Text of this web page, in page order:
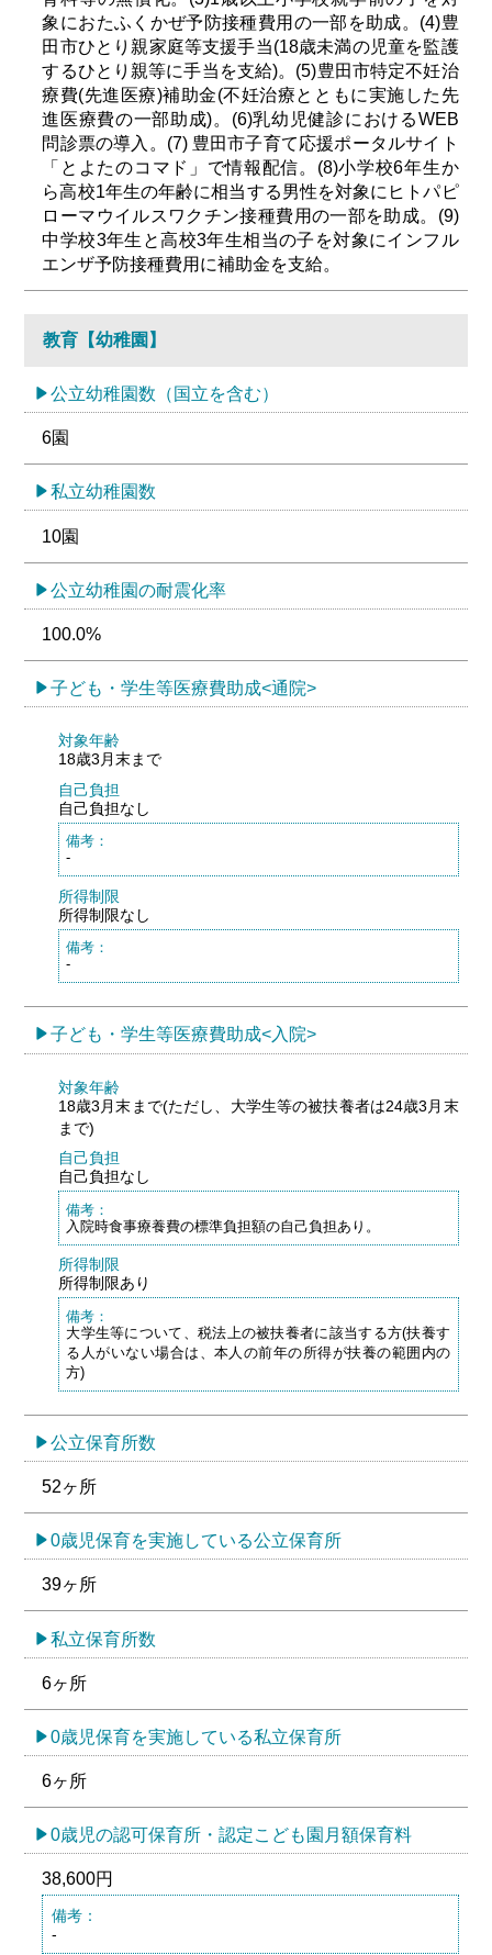
象におたふくかぜ予防接種費用の一部を助成。(4)豊
田市ひとり親家庭等支援手当(18歳未満の児童を監護
するひとり親等に手当を支給)。(5)豊田市特定不妊治
療費(先進医療)補助金(不妊治療とともに実施した先
進医療費の一部助成)。(6)乳幼児健診におけるWEB
問診票の導入。(7) 豊田市子育て応援ポータルサイト
「とよたのコマド」で情報配信。(8)小学校6年生か
ら高校1年生の年齢に相当する男性を対象にヒトパピ
ローマウイルスワクチン接種費用の一部を助成。(9)
中学校3年生と高校3年生相当の子を対象にインフル
エンザ予防接種費用に補助金を支給。
教育【幼稚園】
公立幼稚園数（国立を含む）
6園
私立幼稚園数
10園
公立幼稚園の耐震化率
100.0%
子ども・学生等医療費助成<通院>
対象年齢
18歳3月末まで
自己負担
自己負担なし
備考：
-
所得制限
所得制限なし
備考：
-
子ども・学生等医療費助成<入院>
対象年齢
18歳3月末まで(ただし、大学生等の被扶養者は24歳3月末
まで)
自己負担
自己負担なし
備考：
入院時食事療養費の標準負担額の自己負担あり。
所得制限
所得制限あり
備考：
大学生等について、税法上の被扶養者に該当する方(扶養す
る人がいない場合は、本人の前年の所得が扶養の範囲内の
方)
公立保育所数
52ヶ所
0歳児保育を実施している公立保育所
39ヶ所
私立保育所数
6ヶ所
0歳児保育を実施している私立保育所
6ヶ所
0歳児の認可保育所・認定こども園月額保育料
38,600円
備考：
-